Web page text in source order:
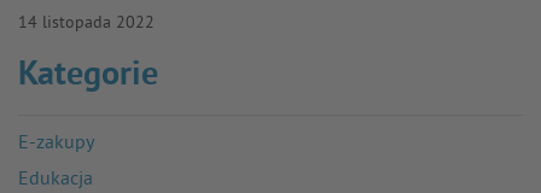
14 listopada 2022
Kategorie
E-zakupy
Edukacja